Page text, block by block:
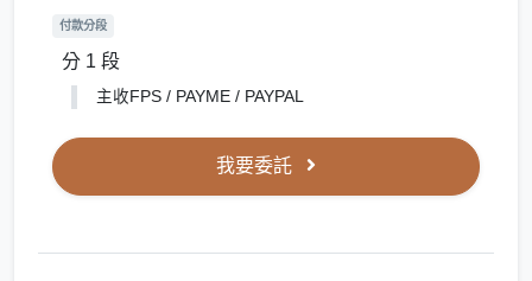
付款分段
分 1 段
主收FPS / PAYME / PAYPAL
我要委託